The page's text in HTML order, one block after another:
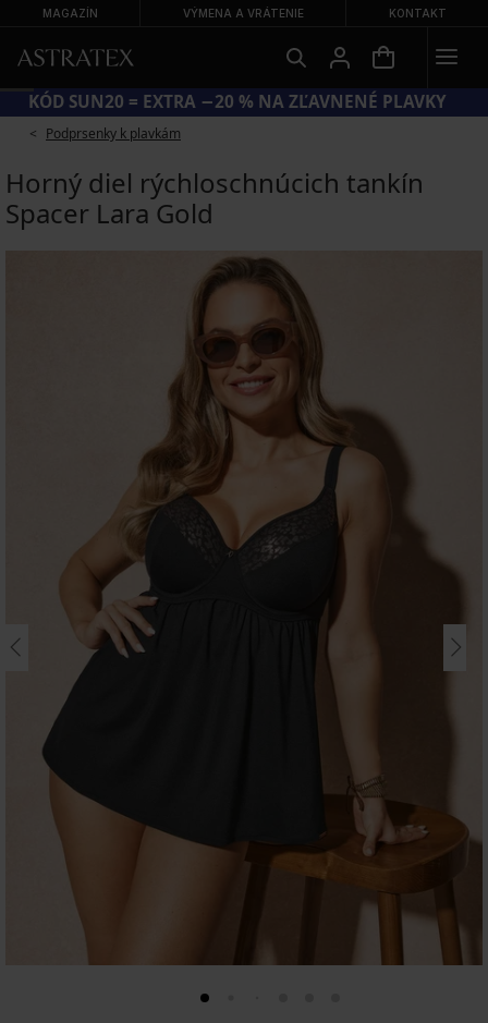
MAGAZÍN VÝMENA A VRÁTENIE KONTAKT
KÓD SUN20 = EXTRA −20 % NA ZĽAVNENÉ PLAVKY
Podprsenky k plavkám
Horný diel rýchloschnúcich tankín
Spacer Lara Gold